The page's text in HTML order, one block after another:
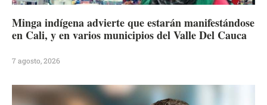
Minga indígena advierte que estarán manifestándose
en Cali, y en varios municipios del Valle Del Cauca
7 agosto, 2026